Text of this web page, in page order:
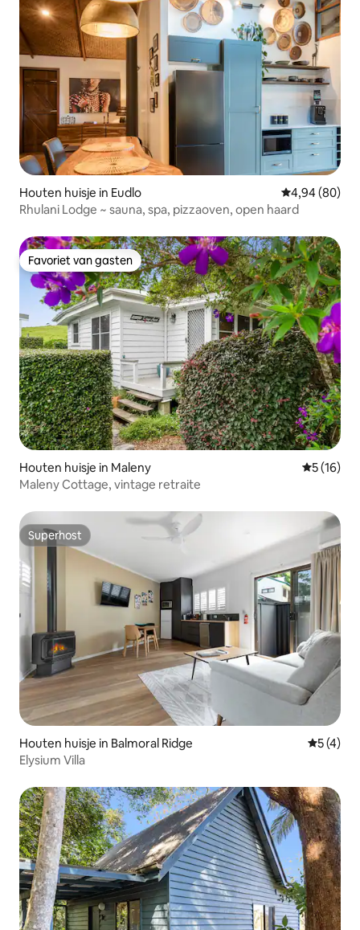
Houten huisje in Eudlo Gemiddelde
4,94 (80)
Rhulani Lodge ~ sauna, spa, pizzaoven, open haard
Favoriet van gasten
Favoriet van gasten
Houten huisje in Maleny
5 (16)
Maleny Cottage, vintage retraite
Superhost
Superhost
Houten huisje in Balmoral Ridge
5 (4)
Elysium Villa